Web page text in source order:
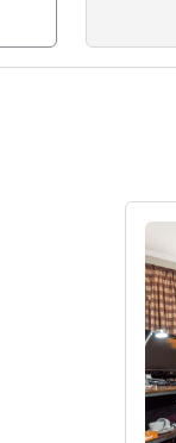
Africa's financial
travellers, tourists
詳